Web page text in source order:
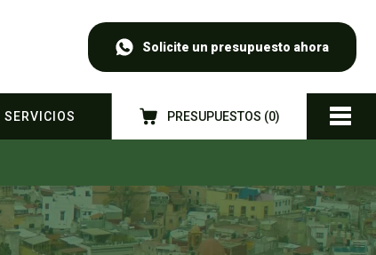
Solicite un presupuesto ahora
SERVICIOS PRESUPUESTOS (0)